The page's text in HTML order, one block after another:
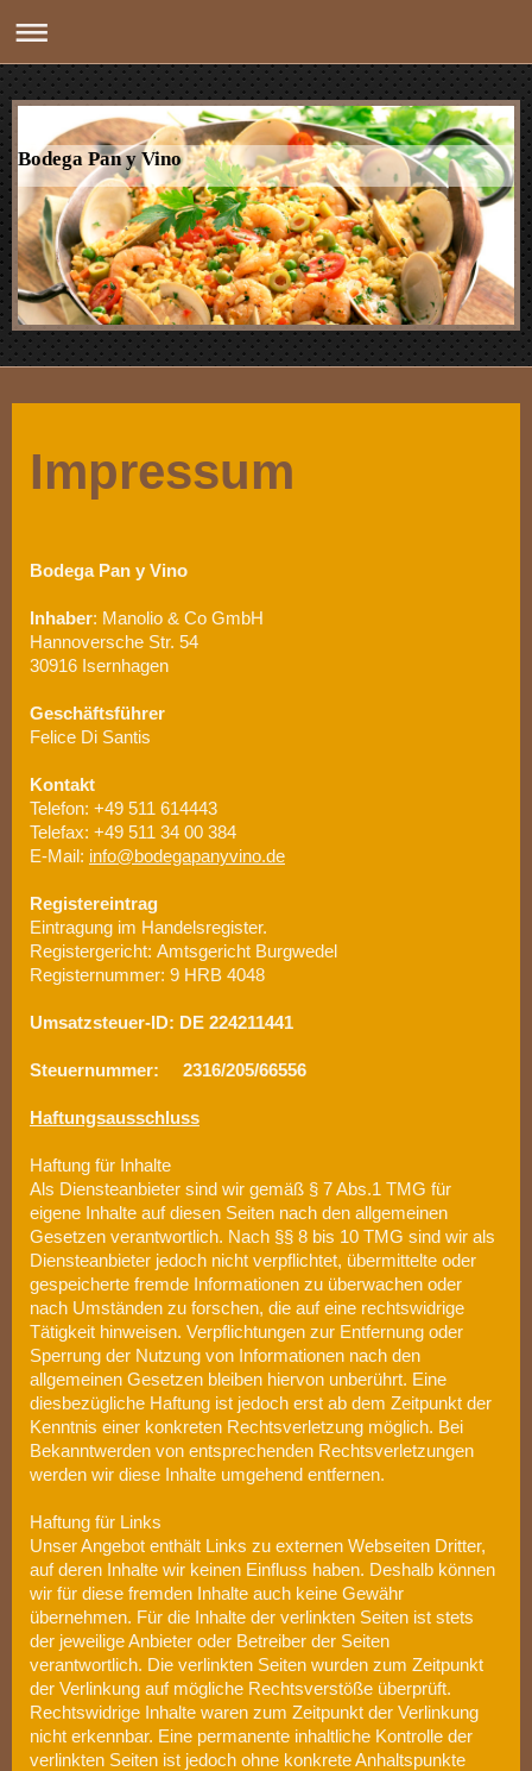
Bodega Pan y Vino
Impressum
Bodega Pan y Vino
Inhaber: Manolio & Co GmbH
Hannoversche Str. 54
30916 Isernhagen
Geschäftsführer
Felice Di Santis
Kontakt
Telefon: +49 511 614443
Telefax: +49 511 34 00 384
E-Mail: info@bodegapanyvino.de
Registereintrag
Eintragung im Handelsregister.
Registergericht: Amtsgericht Burgwedel
Registernummer: 9 HRB 4048
Umsatzsteuer-ID: DE 224211441
Steuernummer: 2316/205/66556
Haftungsausschluss
Haftung für Inhalte
Als Diensteanbieter sind wir gemäß § 7 Abs.1 TMG für
eigene Inhalte auf diesen Seiten nach den allgemeinen
Gesetzen verantwortlich. Nach §§ 8 bis 10 TMG sind wir als
Diensteanbieter jedoch nicht verpflichtet, übermittelte oder
gespeicherte fremde Informationen zu überwachen oder
nach Umständen zu forschen, die auf eine rechtswidrige
Tätigkeit hinweisen. Verpflichtungen zur Entfernung oder
Sperrung der Nutzung von Informationen nach den
allgemeinen Gesetzen bleiben hiervon unberührt. Eine
diesbezügliche Haftung ist jedoch erst ab dem Zeitpunkt der
Kenntnis einer konkreten Rechtsverletzung möglich. Bei
Bekanntwerden von entsprechenden Rechtsverletzungen
werden wir diese Inhalte umgehend entfernen.
Haftung für Links
Unser Angebot enthält Links zu externen Webseiten Dritter,
auf deren Inhalte wir keinen Einfluss haben. Deshalb können
wir für diese fremden Inhalte auch keine Gewähr
übernehmen. Für die Inhalte der verlinkten Seiten ist stets
der jeweilige Anbieter oder Betreiber der Seiten
verantwortlich. Die verlinkten Seiten wurden zum Zeitpunkt
der Verlinkung auf mögliche Rechtsverstöße überprüft.
Rechtswidrige Inhalte waren zum Zeitpunkt der Verlinkung
nicht erkennbar. Eine permanente inhaltliche Kontrolle der
verlinkten Seiten ist jedoch ohne konkrete Anhaltspunkte